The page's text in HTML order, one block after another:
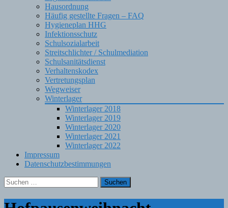
Hausordnung
Häufig gestellte Fragen – FAQ
Hygieneplan HHG
Infektionsschutz
Schulsozialarbeit
Streitschlichter / Schulmediation
Schulsanitätsdienst
Verhaltenskodex
Vertretungsplan
Wegweiser
Winterlager
Winterlager 2018
Winterlager 2019
Winterlager 2020
Winterlager 2021
Winterlager 2022
Impressum
Datenschutzbestimmungen
Suchen
nach: